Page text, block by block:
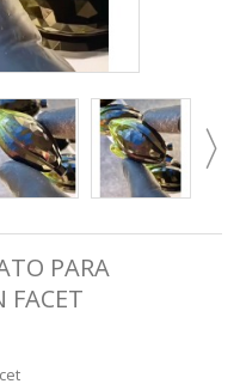
PARA
FACET